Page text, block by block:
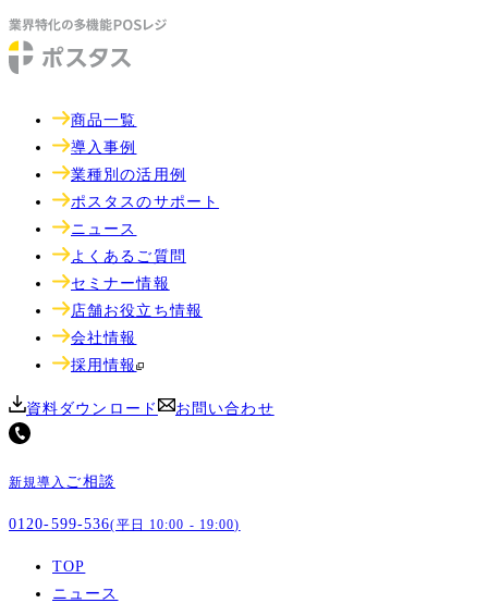
商品一覧
導入事例
業種別の活用例
ポスタスのサポート
ニュース
よくあるご質問
セミナー情報
店舗お役立ち情報
会社情報
採用情報
資料ダウンロード お問い合わせ
新規導入 ご相談
0120-599-536(平日 10:00 - 19:00)
TOP
ニュース